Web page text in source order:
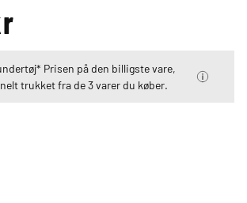
Prisen på den billigste vare,
trukket fra de 3 varer du køber.